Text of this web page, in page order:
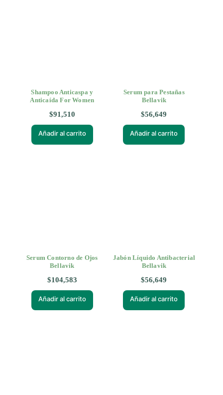
Shampoo Anticaspa y
Anticaída For Women
$91,510
Añadir al carrito
Serum para Pestañas
Bellavik
$56,649
Añadir al carrito
Serum Contorno de Ojos
Bellavik
$104,583
Añadir al carrito
Jabón Líquido Antibacterial
Bellavik
$56,649
Añadir al carrito